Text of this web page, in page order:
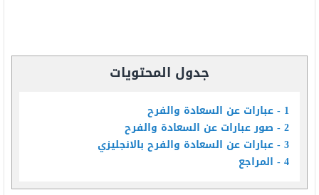
جدول المحتويات
1 عبارات عن السعادة والفرح
2 صور عبارات عن السعادة والفرح
3 عبارات عن السعادة والفرح بالانجليزي
4 المراجع